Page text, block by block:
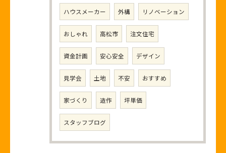
ハウスメーカー 外構 リノベーション
おしゃれ 高松市 注文住宅
資金計画 安心安全 デザイン
見学会 土地 不安 おすすめ
家づくり 造作 坪単価
スタッフブログ